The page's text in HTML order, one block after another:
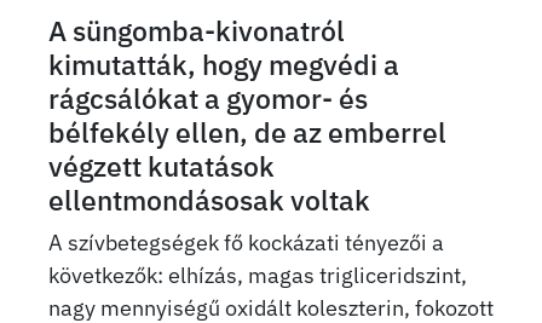
A süngomba-kivonatról
kimutatták, hogy megvédi a
rágcsálókat a gyomor- és
bélfekély ellen, de az emberrel
végzett kutatások
ellentmondásosak voltak
A szívbetegségek fő kockázati tényezői a
következők: elhízás, magas trigliceridszint,
nagy mennyiségű oxidált koleszterin, fokozott